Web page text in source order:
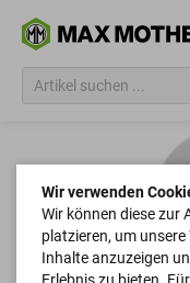
Wir verwenden
Wir können diese zur
platzieren, um
Inhalte anzuzeigen